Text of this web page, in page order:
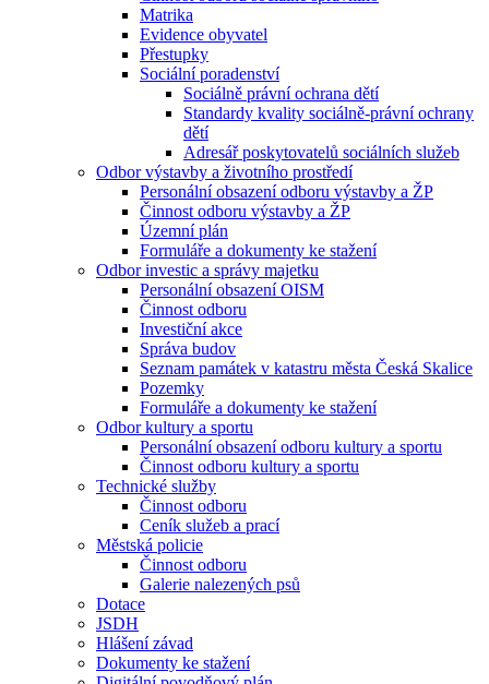
Matrika
Evidence obyvatel
Přestupky
Sociální poradenství
Sociálně právní ochrana dětí
Standardy kvality sociálně-právní ochrany
dětí
Adresář poskytovatelů sociálních služeb
Odbor výstavby a životního prostředí
Personální obsazení odboru výstavby a ŽP
Činnost odboru výstavby a ŽP
Územní plán
Formuláře a dokumenty ke stažení
Odbor investic a správy majetku
Personální obsazení OISM
Činnost odboru
Investiční akce
Správa budov
Seznam památek v katastru města Česká Skalice
Pozemky
Formuláře a dokumenty ke stažení
Odbor kultury a sportu
Personální obsazení odboru kultury a sportu
Činnost odboru kultury a sportu
Technické služby
Činnost odboru
Ceník služeb a prací
Městská policie
Činnost odboru
Galerie nalezených psů
Dotace
JSDH
Hlášení závad
Dokumenty ke stažení